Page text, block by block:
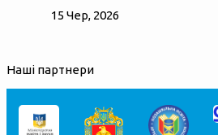
15 Чер, 2026
Наші партнери